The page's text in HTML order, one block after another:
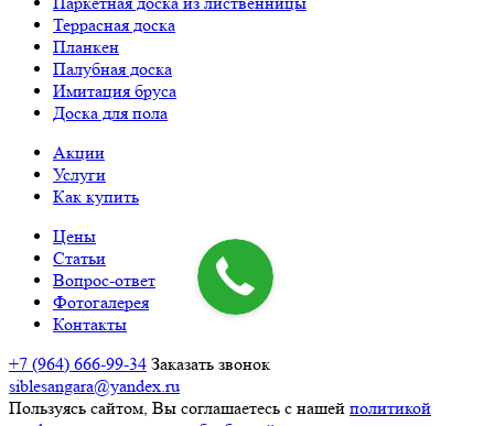
Террасная доска
Планкен
Палубная доска
Имитация бруса
Доска для пола
Акции
Услуги
Как купить
Цены
Статьи
Вопрос-ответ
Фотогалерея
Контакты
+7 (964) 666-99-34 Заказать звонок
siblesangara@yandex.ru
Пользуясь сайтом, Вы соглашаетесь с нашей политикой